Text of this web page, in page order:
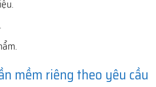
mềm riêng theo yêu cầu